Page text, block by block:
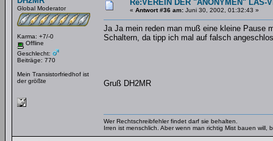
Global Moderator
Karma: +7/-0
Offline
Geschlecht:
Beiträge: 770
Mein Transistorfriedhof ist
der größte
Re:VEREIN DER "ANONYMEN" LAS-
« Antwort #36 am: Juni 30, 2002, 01:32:43 »
Ja Ja mein reden man muß eine kleine Pause
Schaltern, da tipp ich mal auf falsch
Gruß DH2MR
Wer Rechtschreibfehler findet darf sie behalten.
Irren ist menschlich. Aber wenn man richtig Mist bauen will,